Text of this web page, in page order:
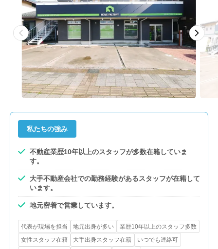
不動産会社向け情報
私たちの強み
不動産業歴10年以上のスタッフが多数在籍していま
す。
大手不動産会社での勤務経験があるスタッフが在籍して
います。
地元密着で営業しています。
代表が現場を担当 地元出身が多い
業歴10年以上のスタッフ多数
女性スタッフ在籍
大手出身スタッフ在籍
いつでも連絡可